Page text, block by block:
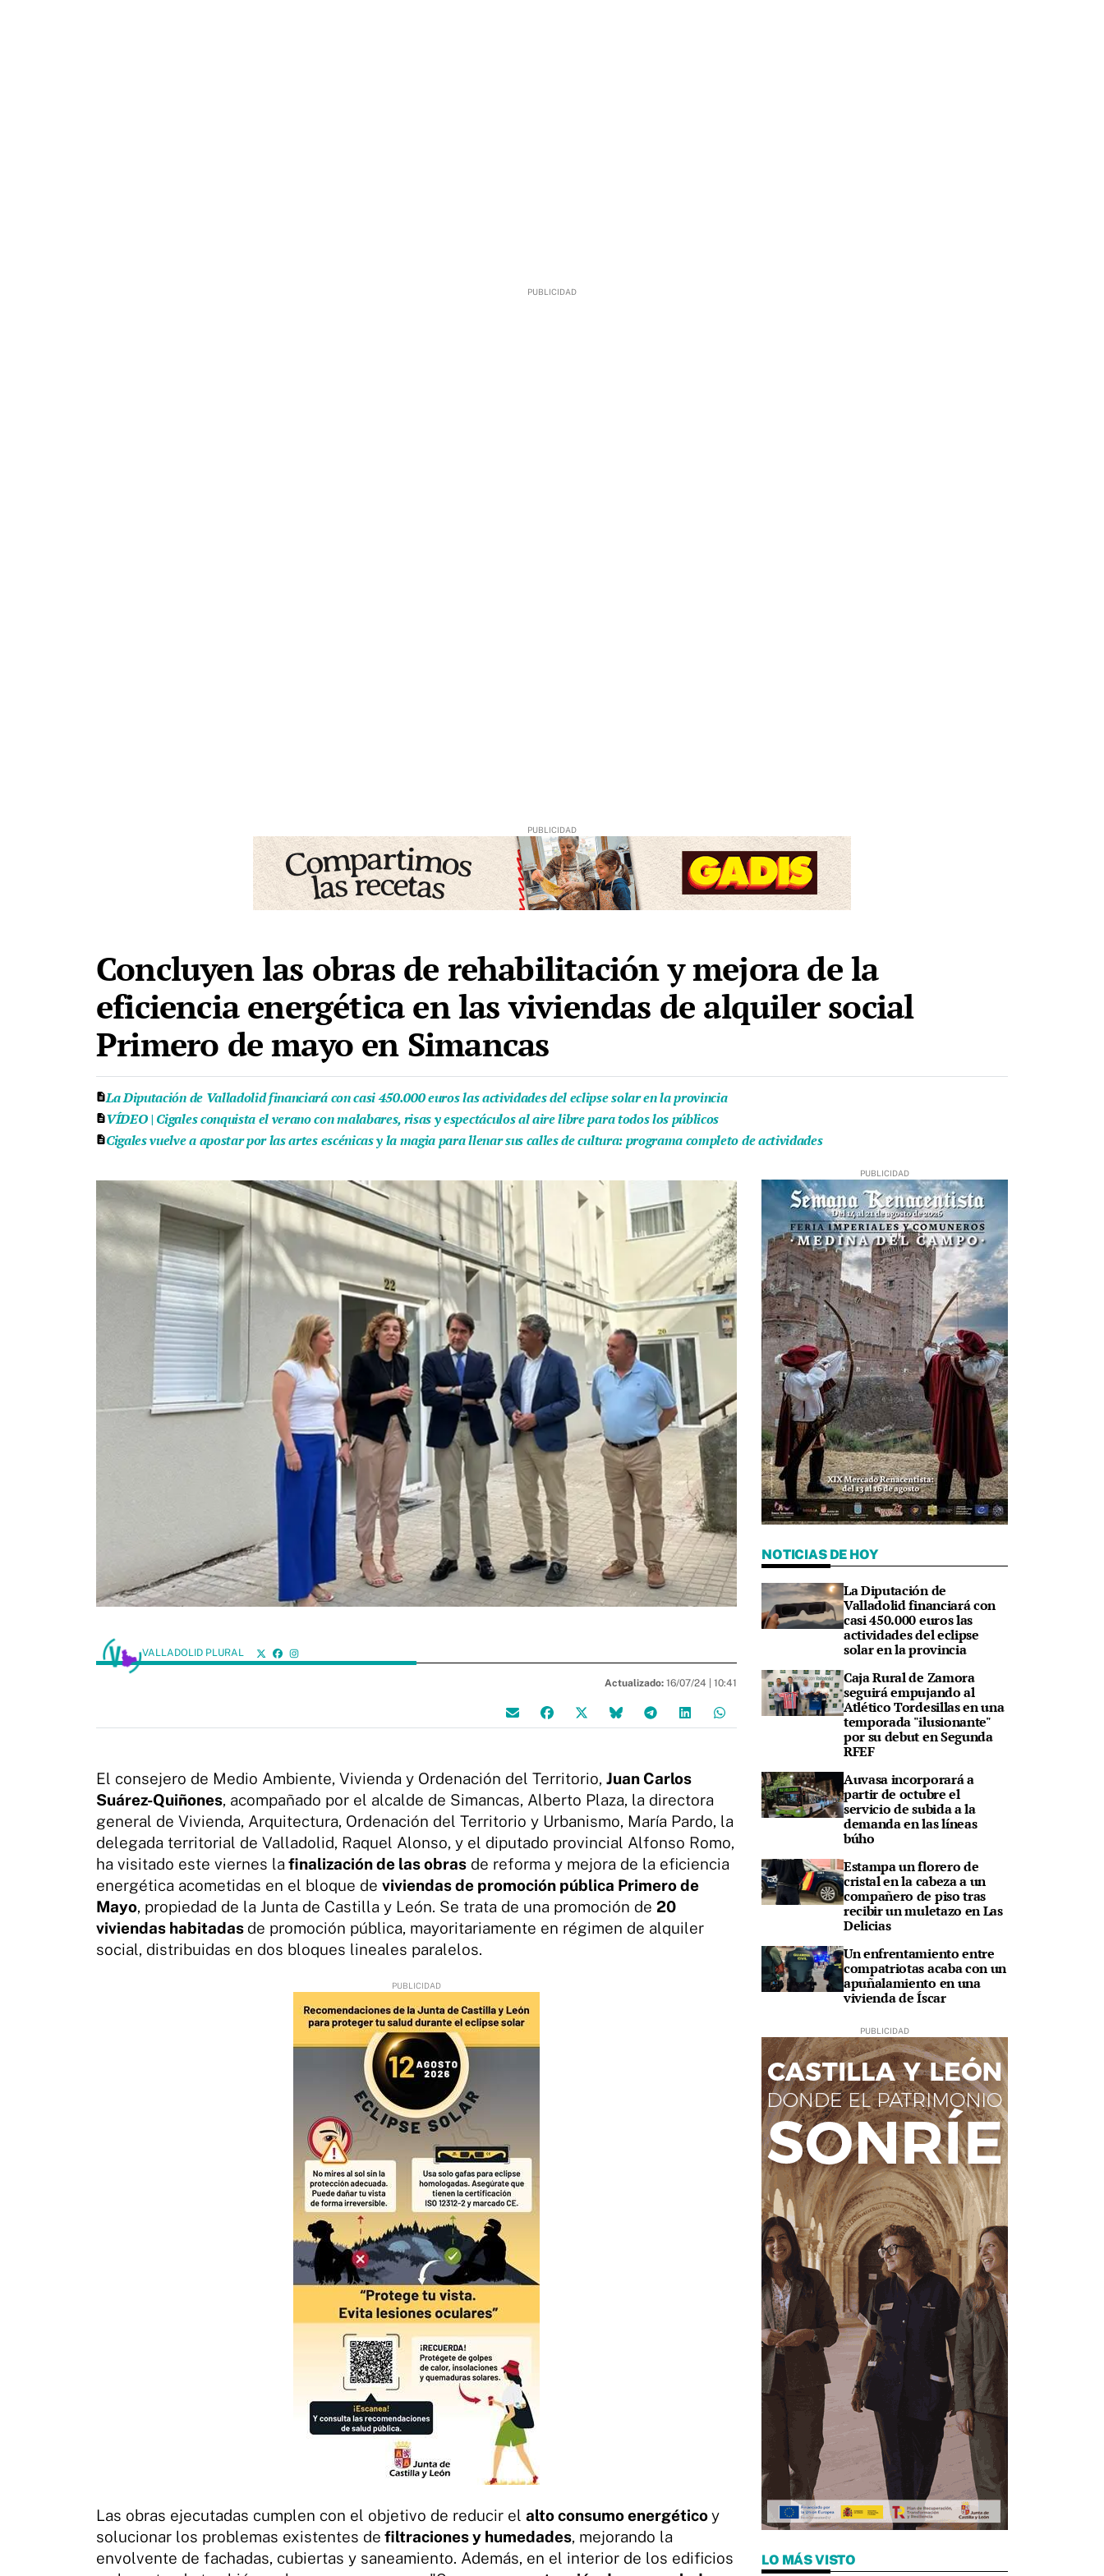
Concluyen las obras de rehabilitación y mejora de la
eficiencia energética en las viviendas de alquiler social
Primero de mayo en Simancas
La Diputación de Valladolid financiará con casi 450.000 euros las actividades del eclipse solar en la provincia
VÍDEO | Cigales conquista el verano con malabares, risas y espectáculos al aire libre para todos los públicos
Cigales vuelve a apostar por las artes escénicas y la magia para llenar sus calles de cultura: programa completo de actividades
VALLADOLID PLURAL
Actualizado: 16/07/24 | 10:41
El consejero de Medio Ambiente, Vivienda y Ordenación del Territorio, Juan Carlos
Suárez-Quiñones, acompañado por el alcalde de Simancas, Alberto Plaza, la directora
general de Vivienda, Arquitectura, Ordenación del Territorio y Urbanismo, María Pardo, la
delegada territorial de Valladolid, Raquel Alonso, y el diputado provincial Alfonso Romo,
ha visitado este viernes la finalización de las obras de reforma y mejora de la eficiencia
energética acometidas en el bloque de viviendas de promoción pública Primero de
Mayo, propiedad de la Junta de Castilla y León. Se trata de una promoción de 20
viviendas habitadas de promoción pública, mayoritariamente en régimen de alquiler
social, distribuidas en dos bloques lineales paralelos.
Las obras ejecutadas cumplen con el objetivo de reducir el alto consumo energéticoy
solucionar los problemas existentes de filtraciones y humedades, mejorando la
envolvente de fachadas, cubiertas y saneamiento. Además, en el interior de los edificios
NOTICIAS DE HOY
La Diputación de
Valladolid financiará con
casi 450.000 euros las
actividades del eclipse
solar en la provincia
Caja Rural de Zamora
seguirá empujando al
Atlético Tordesillas en una
temporada "ilusionante"
por su debut en Segunda
RFEF
Auvasa incorporará a
partir de octubre el
servicio de subida a la
demanda en las líneas
búho
Estampa un florero de
cristal en la cabeza a un
compañero de piso tras
recibir un muletazo en Las
Delicias
Un enfrentamiento entre
compatriotas acaba con un
apuñalamiento en una
vivienda de Íscar
LO MÁS VISTO